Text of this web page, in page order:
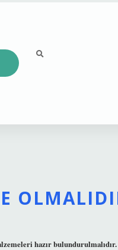
hazır bulundurulmalıdır.